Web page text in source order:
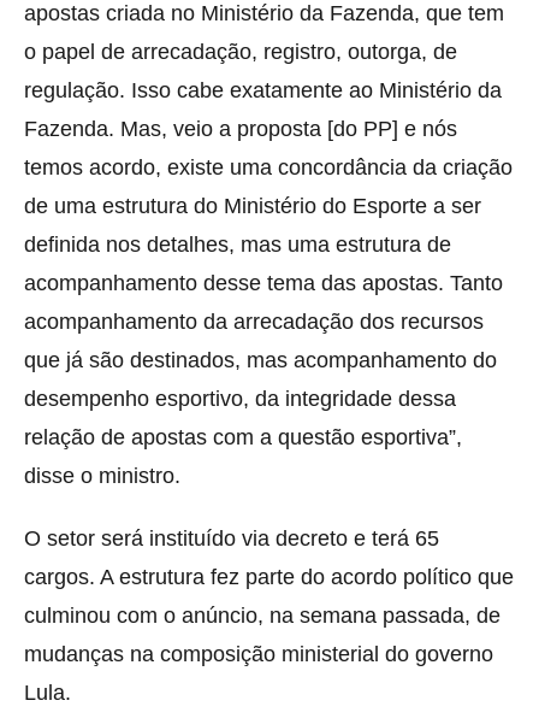
apostas criada no Ministério da Fazenda, que tem
o papel de arrecadação, registro, outorga, de
regulação. Isso cabe exatamente ao Ministério da
Fazenda. Mas, veio a proposta [do PP] e nós
temos acordo, existe uma concordância da criação
de uma estrutura do Ministério do Esporte a ser
definida nos detalhes, mas uma estrutura de
acompanhamento desse tema das apostas. Tanto
acompanhamento da arrecadação dos recursos
que já são destinados, mas acompanhamento do
desempenho esportivo, da integridade dessa
relação de apostas com a questão esportiva”,
disse o ministro.
O setor será instituído via decreto e terá 65
cargos. A estrutura fez parte do acordo político que
culminou com o anúncio, na semana passada, de
mudanças na composição ministerial do governo
Lula.